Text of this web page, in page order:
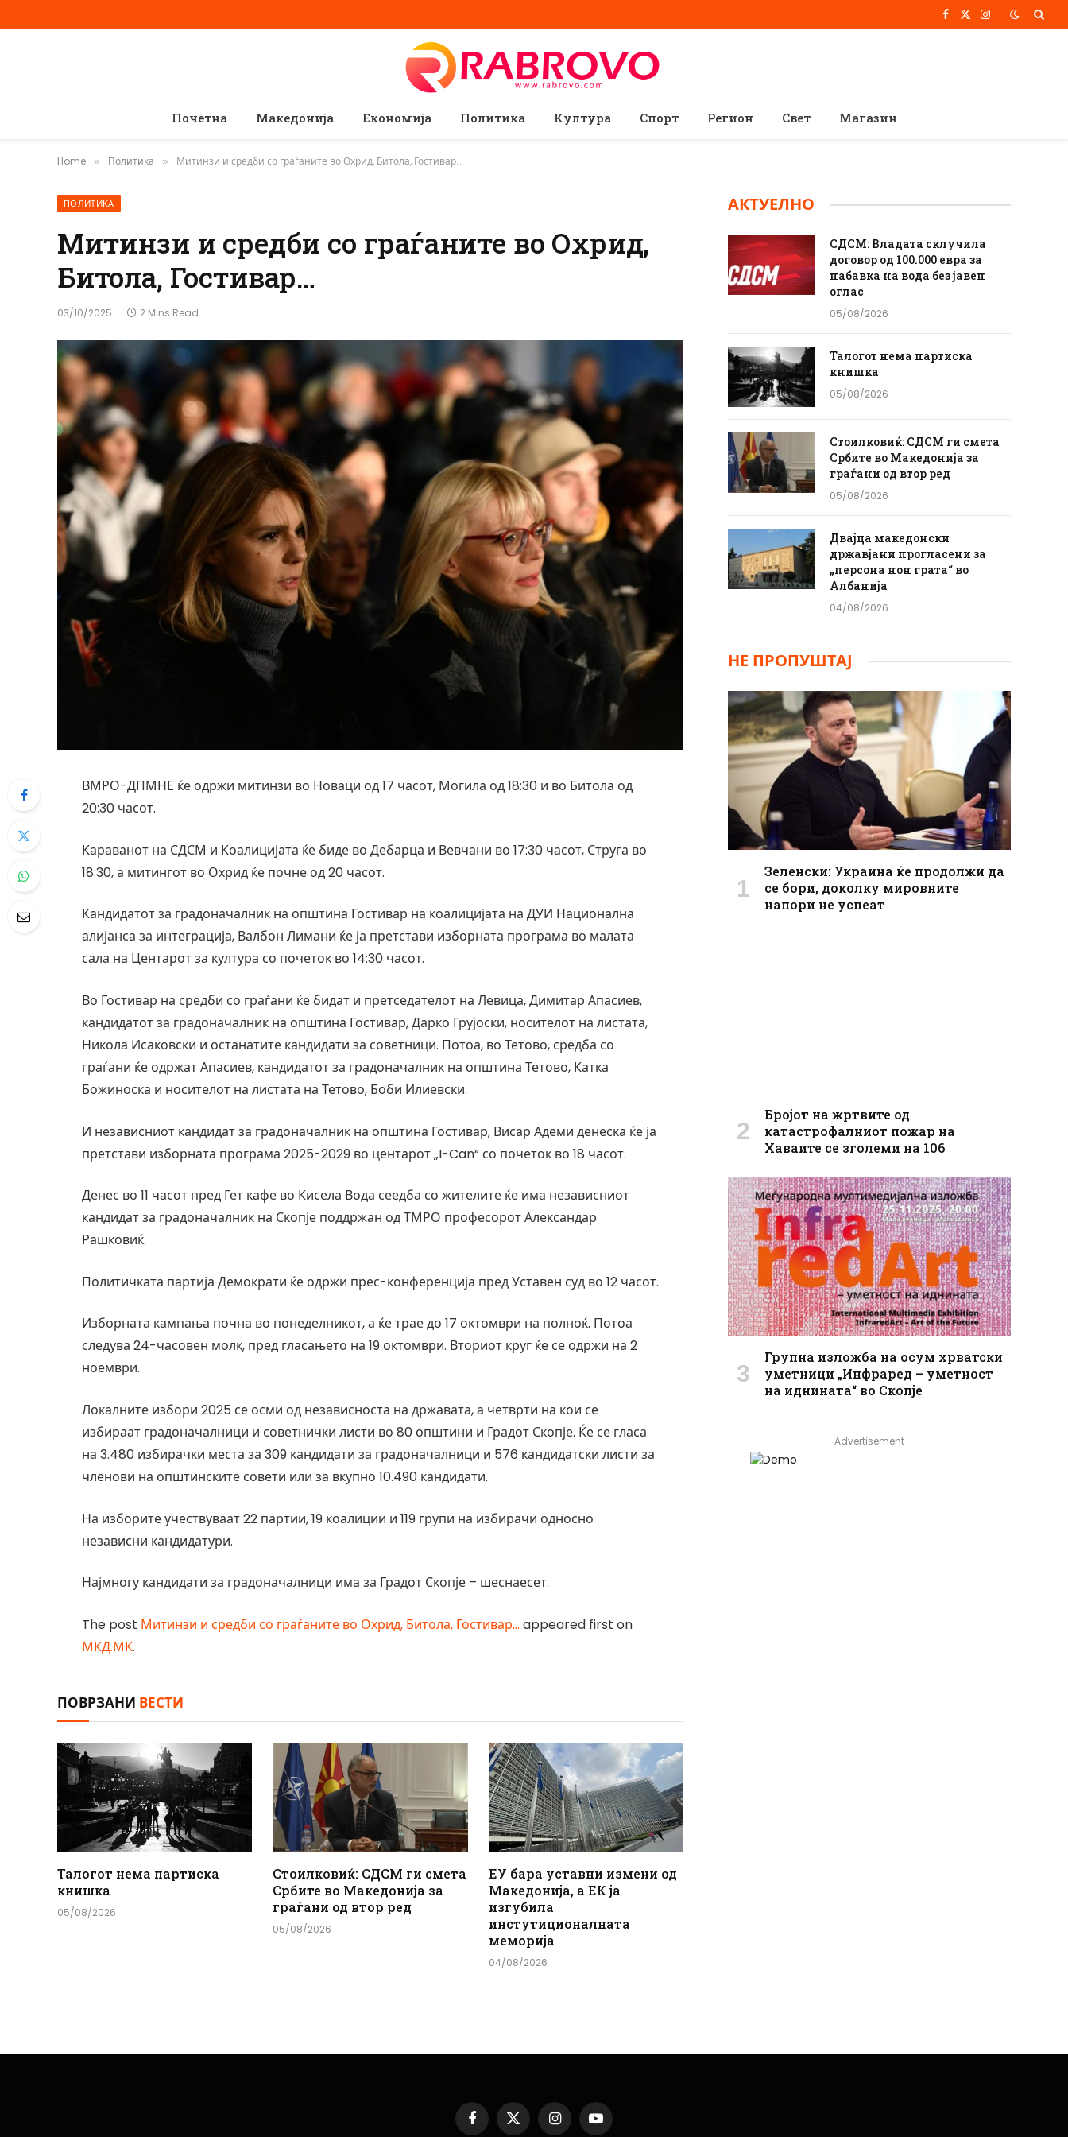
Facebook
X
Instagram
Почетна Македонија Економија Политика Култура Спорт Регион Свет Магазин
Home » Политика » Митинзи и средби со граѓаните во Охрид, Битола, Гостивар…
ПОЛИТИКА
Митинзи и средби со граѓаните во Охрид,
Битола, Гостивар…
03/10/2025 2 Mins Read
ВМРО-ДПМНЕ ќе одржи митинзи во Новаци од 17 часот, Могила од 18:30 и во Битола од
20:30 часот.
Караванот на СДСМ и Коалицијата ќе биде во Дебарца и Вевчани во 17:30 часот, Струга во
18:30, а митингот во Охрид ќе почне од 20 часот.
Кандидатот за градоначалник на општина Гостивар на коалицијата на ДУИ Национална
алијанса за интеграција, Валбон Лимани ќе ја претстави изборната програма во малата
сала на Центарот за култура со почеток во 14:30 часот.
Во Гостивар на средби со граѓани ќе бидат и претседателот на Левица, Димитар Апасиев,
кандидатот за градоначалник на општина Гостивар, Дарко Грујоски, носителот на листата,
Никола Исаковски и останатите кандидати за советници. Потоа, во Тетово, средба со
граѓани ќе одржат Апасиев, кандидатот за градоначалник на општина Тетово, Катка
Божиноска и носителот на листата на Тетово, Боби Илиевски.
И независниот кандидат за градоначалник на општина Гостивар, Висар Адеми денеска ќе ја
претстави изборната програма 2025-2029 во центарот „I-Can“ со почеток во 18 часот.
Денес во 11 часот пред Гет кафе во Кисела Вода сеедба со жителите ќе има независниот
кандидат за градоначалник на Скопје поддржан од ТМРО професорот Александар
Рашковиќ.
Политичката партија Демократи ќе одржи прес-конференција пред Уставен суд во 12 часот.
Изборната кампања почна во понеделникот, а ќе трае до 17 октомври на полноќ. Потоа
следува 24-часовен молк, пред гласањето на 19 октомври. Вториот круг ќе се одржи на 2
ноември.
Локалните избори 2025 се осми од независноста на државата, а четврти на кои се
избираат градоначалници и советнички листи во 80 општини и Градот Скопје. Ќе се гласа
на 3.480 избирачки места за 309 кандидати за градоначалници и 576 кандидатски листи за
членови на општинските совети или за вкупно 10.490 кандидати.
На изборите учествуваат 22 партии, 19 коалиции и 119 групи на избирачи односно
независни кандидатури.
Најмногу кандидати за градоначалници има за Градот Скопје – шеснаесет.
The post Митинзи и средби со граѓаните во Охрид, Битола, Гостивар… appeared first on
МКД.МК.
ПОВРЗАНИ ВЕСТИ
Талогот нема партиска
книшка
05/08/2026
Стоилковиќ: СДСМ ги смета
Србите во Македонија за
граѓани од втор ред
05/08/2026
ЕУ бара уставни измени од
Македонија, а ЕК ја
изгубила
инстутиционалната
меморија
04/08/2026
АКТУЕЛНО
СДСМ: Владата склучила
договор од 100.000 евра за
набавка на вода без јавен
оглас
05/08/2026
Талогот нема партиска
книшка
05/08/2026
Стоилковиќ: СДСМ ги смета
Србите во Македонија за
граѓани од втор ред
05/08/2026
Двајца македонски
државјани прогласени за
„персона нон грата“ во
Албанија
04/08/2026
НЕ ПРОПУШТАЈ
Зеленски: Украина ќе продолжи да
се бори, доколку мировните
напори не успеат
Бројот на жртвите од
катастрофалниот пожар на
Хаваите се зголеми на 106
Групна изложба на осум хрватски
уметници „Инфраред – уметност
на иднината“ во Скопје
Advertisement
Facebook
X
InstagramYouTube